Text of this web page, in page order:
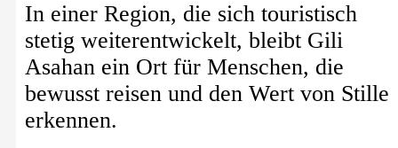
In einer Region, die sich touristisch
stetig weiterentwickelt, bleibt Gili
Asahan ein Ort für Menschen, die
bewusst reisen und den Wert von Stille
erkennen.